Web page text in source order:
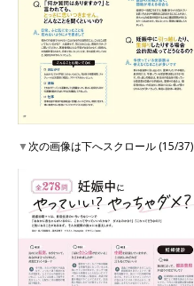
▼次の画像は下へスクロール (15/37)